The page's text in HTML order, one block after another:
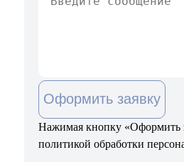
Оформить заявку
Нажимая кнопку «Оформить
политикой обработки